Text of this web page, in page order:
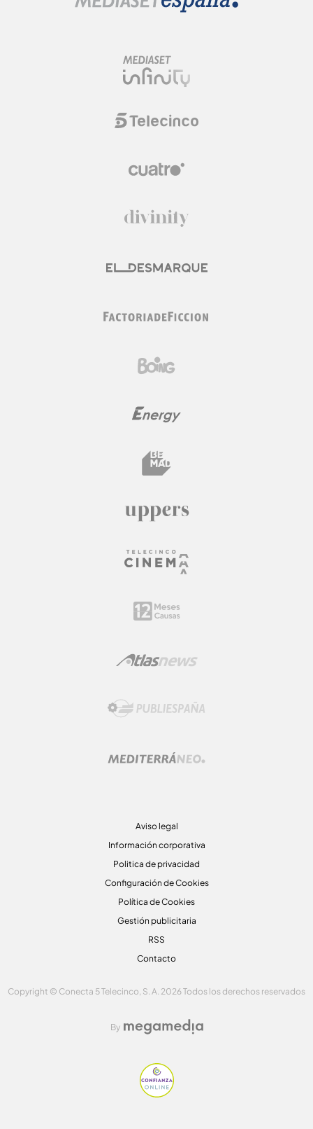
Aviso legal
Información corporativa
Politica de privacidad
Configuración de Cookies
Política de Cookies
Gestión publicitaria
RSS
Contacto
Copyright © Conecta 5 Telecinco, S. A. 2026 Todos los derechos reservados
By